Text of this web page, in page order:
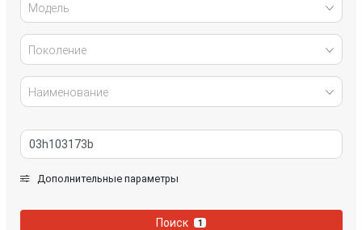
Volkswagen
Модель
Поколение
Наименование
Дополнительные параметры
Поиск 1